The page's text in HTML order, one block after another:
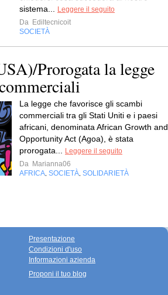
sistema...
Leggere il seguito
Da Ediltecnicoit
SOCIETÀ
Prorogata la legge
La legge che favorisce gli scambi
commerciali tra gli Stati Uniti e i paesi
africani, denominata African Growth and
Opportunity Act (Agoa), è stata
prorogata...
Leggere il seguito
Da Marianna06
AFRICA SOCIETÀ SOLIDARIETÀ
Presentazione
Condizioni d'uso
Informazioni azienda
Proponi il tuo blog